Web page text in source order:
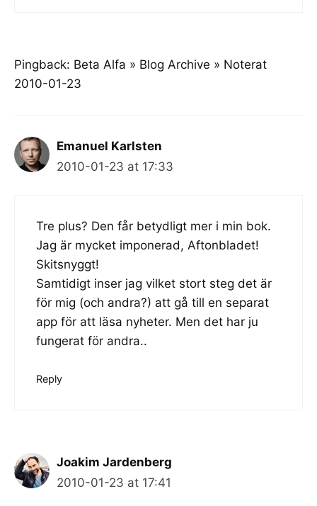
Pingback: Beta Alfa » Blog Archive » Noterat
2010-01-23
Emanuel Karlsten
2010-01-23 at 17:33
Tre plus? Den får betydligt mer i min bok.
Jag är mycket imponerad, Aftonbladet!
Skitsnyggt!
Samtidigt inser jag vilket stort steg det är
för mig (och andra?) att gå till en separat
app för att läsa nyheter. Men det har ju
fungerat för andra..
Reply
Joakim Jardenberg
2010-01-23 at 17:41